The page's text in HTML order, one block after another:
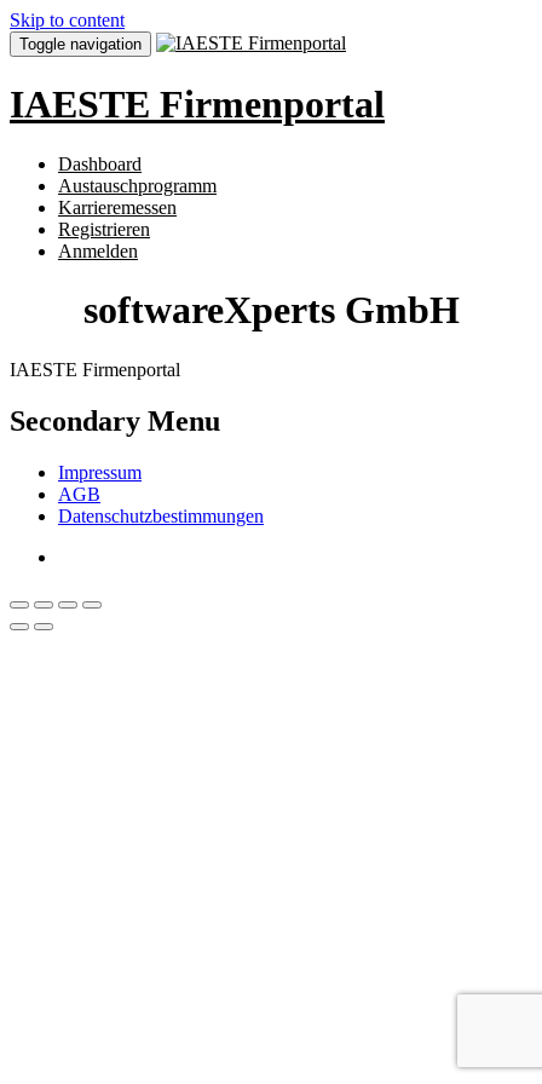
Skip to content
Toggle navigation
IAESTE Firmenportal
Dashboard
Austauschprogramm
Karrieremessen
Registrieren
Anmelden
softwareXperts GmbH
IAESTE Firmenportal
Secondary Menu
Impressum
AGB
Datenschutzbestimmungen